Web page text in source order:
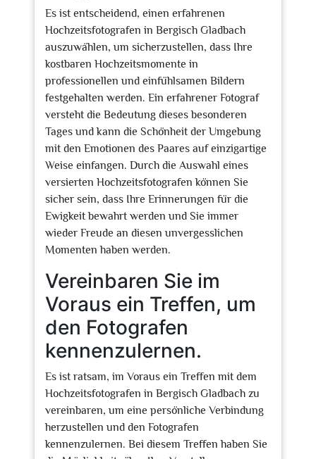
Es ist entscheidend, einen erfahrenen
Hochzeitsfotografen in Bergisch Gladbach
auszuwählen, um sicherzustellen, dass Ihre
kostbaren Hochzeitsmomente in
professionellen und einfühlsamen Bildern
festgehalten werden. Ein erfahrener Fotograf
versteht die Bedeutung dieses besonderen
Tages und kann die Schönheit der Umgebung
mit den Emotionen des Paares auf einzigartige
Weise einfangen. Durch die Auswahl eines
versierten Hochzeitsfotografen können Sie
sicher sein, dass Ihre Erinnerungen für die
Ewigkeit bewahrt werden und Sie immer
wieder Freude an diesen unvergesslichen
Momenten haben werden.
Vereinbaren Sie im
Voraus ein Treffen, um
den Fotografen
kennenzulernen.
Es ist ratsam, im Voraus ein Treffen mit dem
Hochzeitsfotografen in Bergisch Gladbach zu
vereinbaren, um eine persönliche Verbindung
herzustellen und den Fotografen
kennenzulernen. Bei diesem Treffen haben Sie